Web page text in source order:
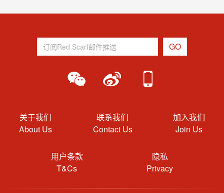
关于我们
About Us
联系我们
Contact Us
加入我们
Join Us
用户条款
T&Cs
隐私
Privacy